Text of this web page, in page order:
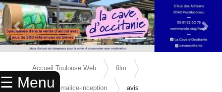
☰ Menu
× ACCUEIL
ANNUAIRE
Previous Slide Next
Accueil Toulouse Web film
la-boite-a-malice-inception avis